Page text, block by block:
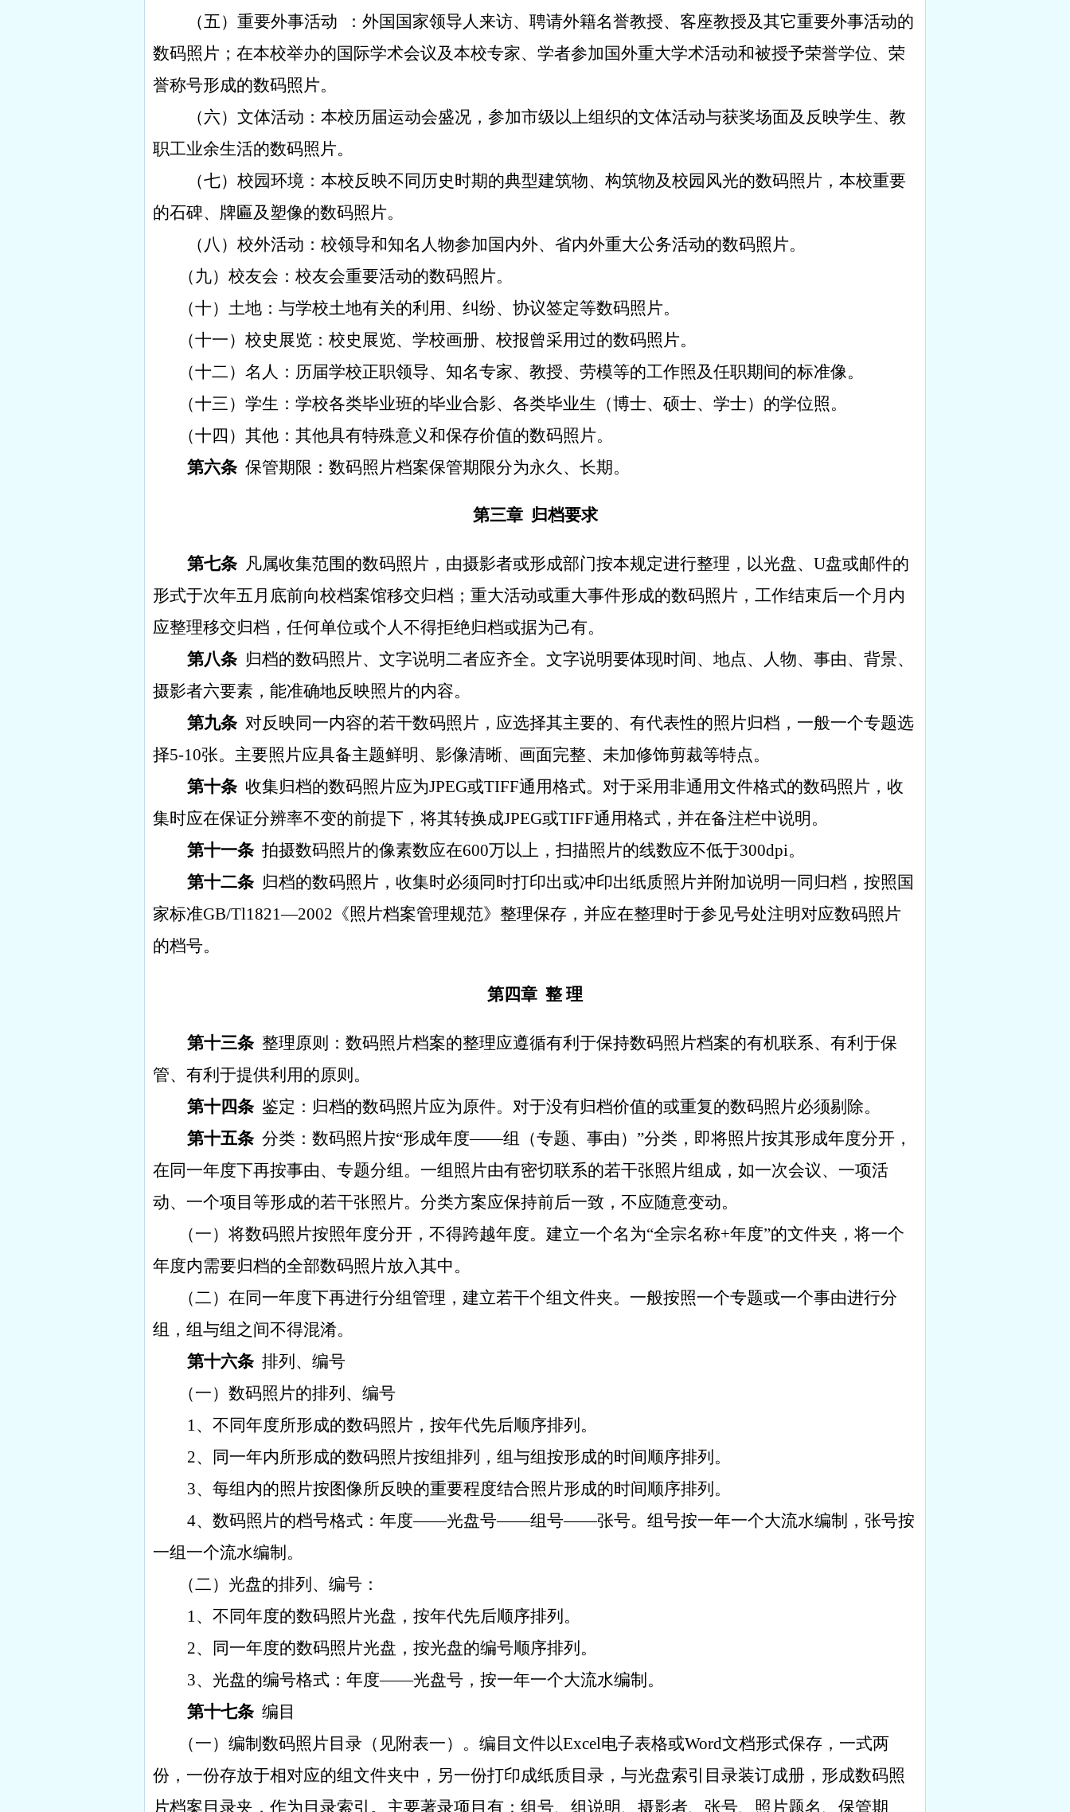
（五）重要外事活动
：外国国家领导人来访、聘请外籍名誉教授、客座教授及其它重要外事活动的
数码照片；在本校举办的国际学术会议及本校专家、学者参加国外重大学术活动和被授予荣誉学位、荣
誉称号形成的数码照片。
（六）文体活动：本校历届运动会盛况，参加市级以上组织的文体活动与获奖场面及反映学生、教
职工业余生活的数码照片。
（七）校园环境：本校反映不同历史时期的典型建筑物、构筑物及校园风光的数码照片，本校重要
的石碑、牌匾及塑像的数码照片。
（八）校外活动：校领导和知名人物参加国内外、省内外重大公务活动的数码照片。
（九）校友会：校友会重要活动的数码照片。
（十）土地：与学校土地有关的利用、纠纷、协议签定等数码照片。
（十一）校史展览：校史展览、学校画册、校报曾采用过的数码照片。
（十二）名人：历届学校正职领导、知名专家、教授、劳模等的工作照及任职期间的标准像。
（十三）学生：学校各类毕业班的毕业合影、各类毕业生（博士、硕士、学士）的学位照。
（十四）其他：其他具有特殊意义和保存价值的数码照片。
第六条 保管期限：数码照片档案保管期限分为永久、长期。
第三章 归档要求
第七条 凡属收集范围的数码照片，由摄影者或形成部门按本规定进行整理，以光盘、 U盘或邮件的
形式于次年五月底前向校档案馆移交归档；重大活动或重大事件形成的数码照片，工作结束后一个月内
应整理移交归档，任何单位或个人不得拒绝归档或据为己有。
第八条 归档的数码照片、文字说明二者应齐全。文字说明要体现时间、地点、人物、事由、背景、
摄影者六要素，能准确地反映照片的内容。
第九条 对反映同一内容的若干数码照片，应选择其主要的、有代表性的照片归档，一般一个专题选
择5-10张。主要照片应具备主题鲜明、影像清晰、画面完整、未加修饰剪裁等特点。
第十条 收集归档的数码照片应为JPEG或TIFF通用格式。对于采用非通用文件格式的数码照片，收
集时应在保证分辨率不变的前提下，将其转换成JPEG或TIFF通用格式，并在备注栏中说明。
第十一条 拍摄数码照片的像素数应在600万以上，扫描照片的线数应不低于300dpi。
第十二条 归档的数码照片，收集时必须同时打印出或冲印出纸质照片并附加说明一同归档，按照国
家标准GB/Tl1821—2002 《照片档案管理规范》整理保存，并应在整理时于参见号处注明对应数码照片
的档号。
第四章 整 理
第十三条 整理原则：数码照片档案的整理应遵循有利于保持数码照片档案的有机联系、有利于保
管、有利于提供利用的原则。
第十四条 鉴定：归档的数码照片应为原件。对于没有归档价值的或重复的数码照片必须剔除。
第十五条 分类：数码照片按“形成年度——组（专题、事由）”分类，即将照片按其形成年度分开，
在同一年度下再按事由、专题分组。一组照片由有密切联系的若干张照片组成，如一次会议、一项活
动、一个项目等形成的若干张照片。分类方案应保持前后一致，不应随意变动。
（一）将数码照片按照年度分开，不得跨越年度。建立一个名为“全宗名称+年度”的文件夹，将一个
年度内需要归档的全部数码照片放入其中。
（二）在同一年度下再进行分组管理，建立若干个组文件夹。一般按照一个专题或一个事由进行分
组，组与组之间不得混淆。
第十六条 排列、编号
（一）数码照片的排列、编号
1 、不同年度所形成的数码照片，按年代先后顺序排列。
2、同一年内所形成的数码照片按组排列，组与组按形成的时间顺序排列。
3、每组内的照片按图像所反映的重要程度结合照片形成的时间顺序排列。
4、数码照片的档号格式：年度——光盘号——组号——张号。组号按一年一个大流水编制，张号按
一组一个流水编制。
（二）光盘的排列、编号：
1 、不同年度的数码照片光盘，按年代先后顺序排列。
2、同一年度的数码照片光盘，按光盘的编号顺序排列。
3、光盘的编号格式：年度——光盘号，按一年一个大流水编制。
第十七条 编目
（一）编制数码照片目录（见附表一）。编目文件以Excel电子表格或Word文档形式保存，一式两
份，一份存放于相对应的组文件夹中，另一份打印成纸质目录，与光盘索引目录装订成册，形成数码照
片档案目录夹，作为目录索引。主要著录项目有：组号、组说明、摄影者、张号、照片题名、保管期